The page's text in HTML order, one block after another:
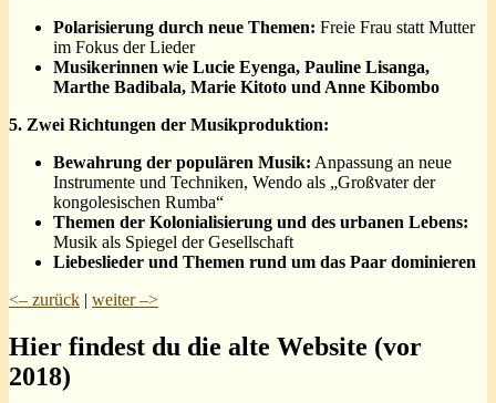
Polarisierung durch neue Themen: Freie Frau statt Mutter
im Fokus der Lieder
Musikerinnen wie Lucie Eyenga, Pauline Lisanga,
Marthe Badibala, Marie Kitoto und Anne Kibombo
5. Zwei Richtungen der Musikproduktion:
Bewahrung der populären Musik: Anpassung an neue
Instrumente und Techniken, Wendo als „Großvater der
kongolesischen Rumba“
Themen der Kolonialisierung und des urbanen Lebens:
Musik als Spiegel der Gesellschaft
Liebeslieder und Themen rund um das Paar dominieren
<– zurück | weiter –>
Hier findest du die alte Website (vor
2018)